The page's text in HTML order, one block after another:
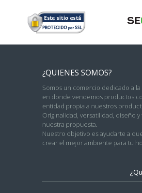
¿QUIENES SOMOS?
Somos un comercio dedicado a
en donde vendemos productos
entidad propia a nuestros
Originalidad, versatilidad, diseño
nuestra propuesta.
Nuestro objetivo es ayudarte a
crear el mejor ambiente para tu